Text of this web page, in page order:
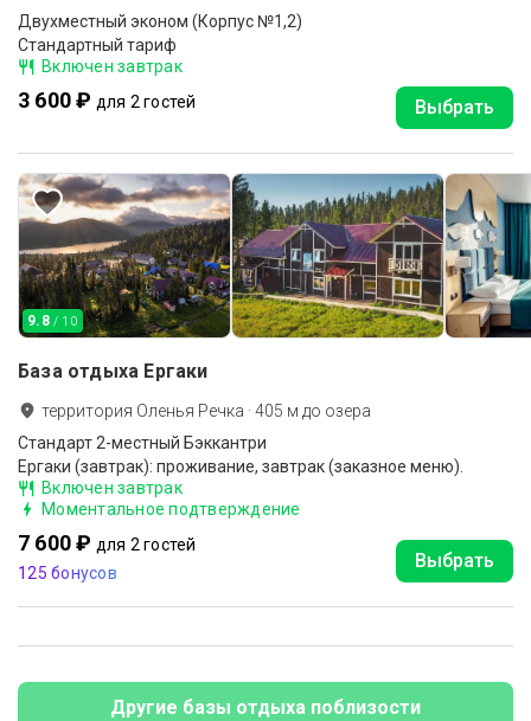
Двухместный эконом (Корпус №1,2)
Стандартный тариф
Включен завтрак
3 600 ₽ для 2 гостей Выбрать
9.8 / 10
База отдыха Ергаки
территория Оленья Речка ·405 м до озера
Стандарт 2-местный Бэккантри
Ергаки (завтрак): проживание, завтрак (заказное меню).
Включен завтрак
Моментальное подтверждение
7 600 ₽ для 2 гостей
125 бонусов
Выбрать
Другие базы отдыха поблизости